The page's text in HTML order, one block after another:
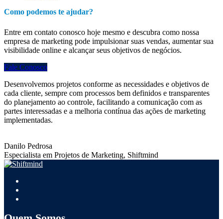
Como podemos te ajudar?
Entre em contato conosco hoje mesmo e descubra como nossa
empresa de marketing pode impulsionar suas vendas, aumentar sua
visibilidade online e alcançar seus objetivos de negócios.
Fale Conosco
Desenvolvemos projetos conforme as necessidades e objetivos de
cada cliente, sempre com processos bem definidos e transparentes
do planejamento ao controle, facilitando a comunicação com as
partes interessadas e a melhoria contínua das ações de marketing
implementadas.
Danilo Pedrosa
Especialista em Projetos de Marketing, Shiftmind